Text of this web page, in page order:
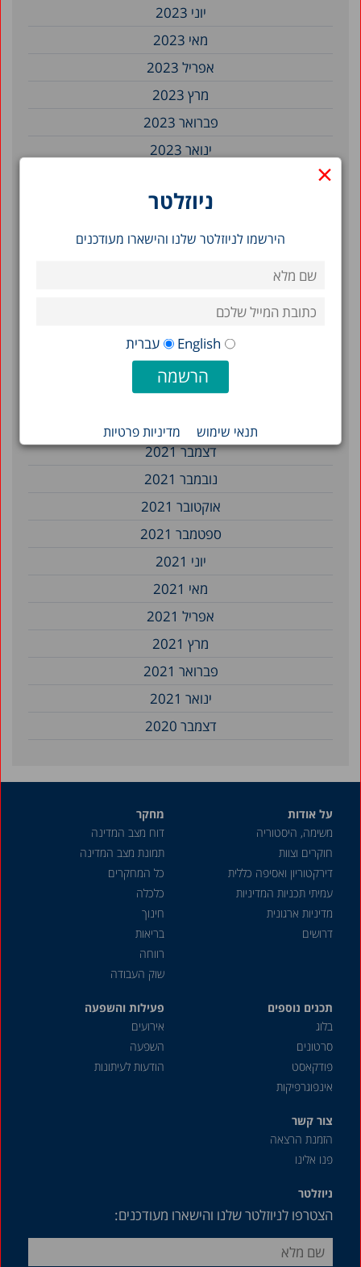
×
ניוזלטר
הירשמו לניוזלטר שלנו והישארו מעודכנים
English עברית
תנאי שימוש מדיניות פרטיות
יוני 2023
מאי 2023
אפריל 2023
מרץ 2023
פברואר 2023
ינואר 2023
נובמבר 2022
ספטמבר 2022
אפריל 2022
מרץ 2022
פברואר 2022
ינואר 2022
דצמבר 2021
נובמבר 2021
אוקטובר 2021
ספטמבר 2021
יוני 2021
מאי 2021
אפריל 2021
מרץ 2021
פברואר 2021
ינואר 2021
דצמבר 2020
על אודות
משימה, היסטוריה
חוקרים וצוות
דירקטוריון ואסיפה כללית
עמיתי תכניות המדיניות
מדיניות ארגונית
דרושים
מחקר
דוח מצב המדינה
תמונת מצב המדינה
כל המחקרים
כלכלה
חינוך
בריאות
רווחה
שוק העבודה
תכנים נוספים
בלוג
סרטונים
פודקאסט
אינפוגרפיקות
פעילות והשפעה
אירועים
השפעה
הודעות לעיתונות
צור קשר
הזמנת הרצאה
פנו אלינו
ניוזלטר
הצטרפו לניוזלטר שלנו והישארו מעודכנים: